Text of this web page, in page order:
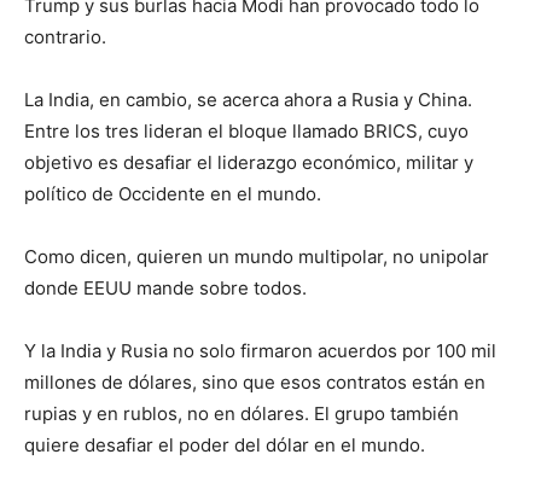
Trump y sus burlas hacia Modi han provocado todo lo
contrario.
La India, en cambio, se acerca ahora a Rusia y China.
Entre los tres lideran el bloque llamado BRICS, cuyo
objetivo es desafiar el liderazgo económico, militar y
político de Occidente en el mundo.
Como dicen, quieren un mundo multipolar, no unipolar
donde EEUU mande sobre todos.
Y la India y Rusia no solo firmaron acuerdos por 100 mil
millones de dólares, sino que esos contratos están en
rupias y en rublos, no en dólares. El grupo también
quiere desafiar el poder del dólar en el mundo.